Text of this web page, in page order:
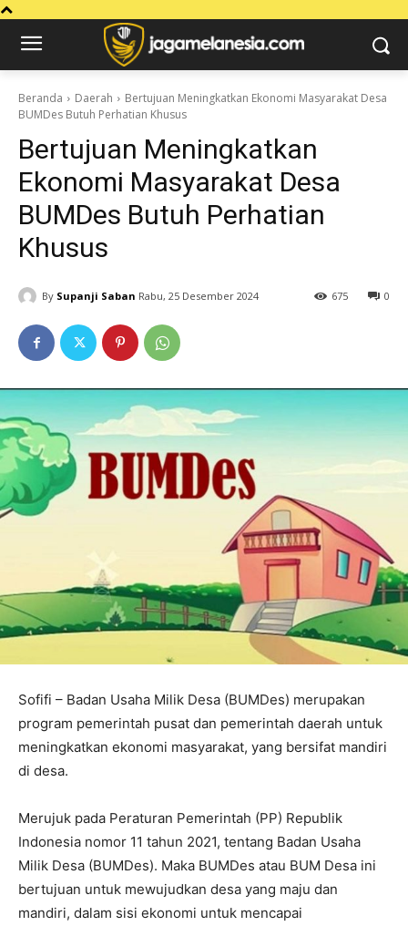
Beranda Daerah
Bertujuan Meningkatkan Ekonomi Masyarakat Desa
BUMDes Butuh Perhatian Khusus
Bertujuan Meningkatkan
Ekonomi Masyarakat Desa
BUMDes Butuh Perhatian
Khusus
By Supanji Saban Rabu, 25 Desember 2024 0
675
Sofifi – Badan Usaha Milik Desa (BUMDes) merupakan
program pemerintah pusat dan pemerintah daerah untuk
meningkatkan ekonomi masyarakat, yang bersifat mandiri
di desa.
Merujuk pada Peraturan Pemerintah (PP) Republik
Indonesia nomor 11 tahun 2021, tentang Badan Usaha
Milik Desa (BUMDes). Maka BUMDes atau BUM Desa ini
bertujuan untuk mewujudkan desa yang maju dan
mandiri, dalam sisi ekonomi untuk mencapai